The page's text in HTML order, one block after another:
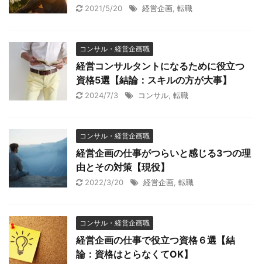
2021/5/20 経営企画 転職
コンサル・経営企画職
経営コンサルタントになるために役立つ
資格5選【結論：スキルの方が大事】
2024/7/3 コンサル 転職
コンサル・経営企画職
経営企画の仕事がつらいと感じる3つの理
由とその対策【現役】
2022/3/20 経営企画 転職
コンサル・経営企画職
経営企画の仕事で役立つ資格６選【結
論：資格はとらなくてOK】